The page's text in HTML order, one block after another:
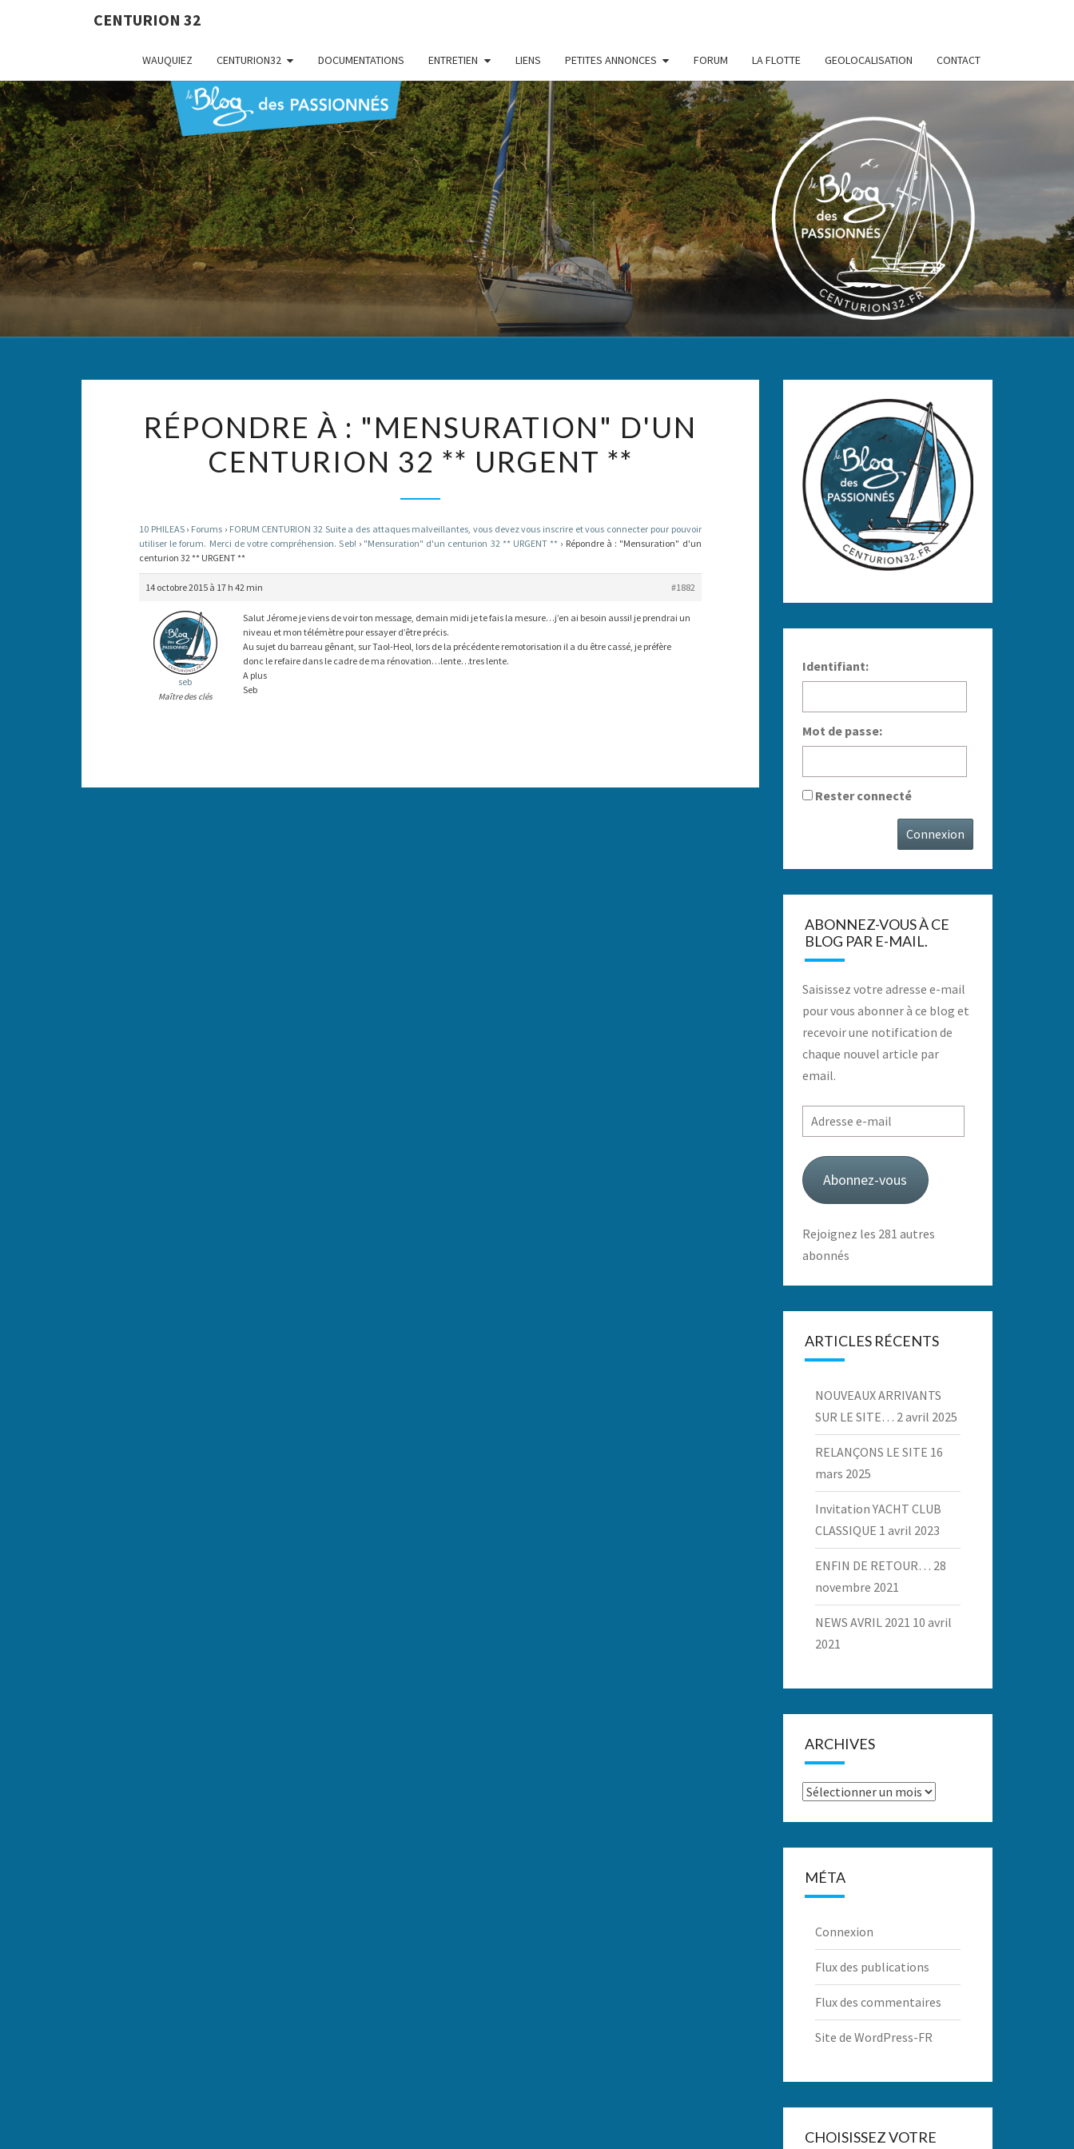
CENTURION 32
WAUQUIEZ CENTURION32 DOCUMENTATIONS ENTRETIEN LIENS PETITES ANNONCES FORUM LA FLOTTE GEOLOCALISATION CONTACT
CENTURION
32
Le Blog
Des
Passionnés
À :
"MENSURATION"
D'UN
CENTURION
32
**
URGENT
RÉPONDRE À : "MENSURATION" D'UN
CENTURION 32 ** URGENT **
10 PHILEAS › Forums › FORUM CENTURION 32 Suite a des attaques malveillantes, vous devez vous inscrire et vous connecter pour pouvoir
utiliser le forum. Merci de votre compréhension. Seb! › "Mensuration" d'un centurion 32 ** URGENT ** › Répondre à : "Mensuration" d'un
centurion 32 ** URGENT **
14 octobre 2015 à 17 h 42 min #1882
seb
Maître des clés
Salut Jérome je viens de voir ton message, demain midi je te fais la mesure…j’en ai besoin aussi! je prendrai un
niveau et mon télémètre pour essayer d’être précis.
Au sujet du barreau gênant, sur Taol-Heol, lors de la précédente remotorisation il a du être cassé, je préfère
donc le refaire dans le cadre de ma rénovation…lente…tres lente.
A plus
Seb
Identifiant:
Mot de passe:
Rester connecté
Connexion
ABONNEZ-VOUS À CE
BLOG PAR E-MAIL.
Saisissez votre adresse e-mail
pour vous abonner à ce blog et
recevoir une notification de
chaque nouvel article par
email.
Adresse
e-
mail
Abonnez-vous
Rejoignez les 281 autres
abonnés
ARTICLES RÉCENTS
NOUVEAUX ARRIVANTS
SUR LE SITE… 2 avril 2025
RELANÇONS LE SITE 16
mars 2025
Invitation YACHT CLUB
CLASSIQUE 1 avril 2023
ENFIN DE RETOUR… 28
novembre 2021
NEWS AVRIL 2021 10 avril
2021
ARCHIVES
Archives
MÉTA
Connexion
Flux des publications
Flux des commentaires
Site de WordPress-FR
CHOISISSEZ VOTRE